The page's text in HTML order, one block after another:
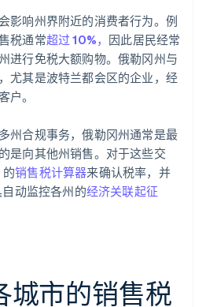
影响州界附近的消费者行为。例
税通常超过 10%， 因此居民经常
进行免税大额购物。俄勒冈州与
尤其是波特兰都会区的企业，经
户。
州合规事务，俄勒冈州通常是最
是向其他州销售。对于这些交
的销售税计算器来确认税率，并
动监控各州的经济关联起征
城市的销售税